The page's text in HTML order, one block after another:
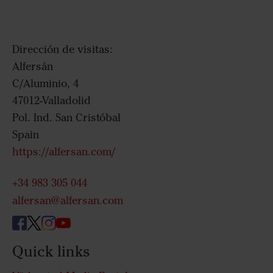
Dirección de visitas:
Alfersán
C/Aluminio, 4
47012-Valladolid
Pol. Ind. San Cristóbal
Spain
https://alfersan.com/
+34 983 305 044
alfersan@alfersan.com
Quick links